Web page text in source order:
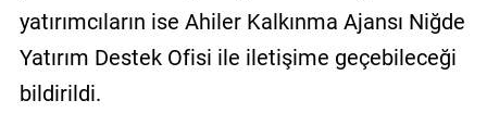
yatırımcıların ise Ahiler Kalkınma Ajansı Niğde
Yatırım Destek Ofisi ile iletişime geçebileceği
bildirildi.